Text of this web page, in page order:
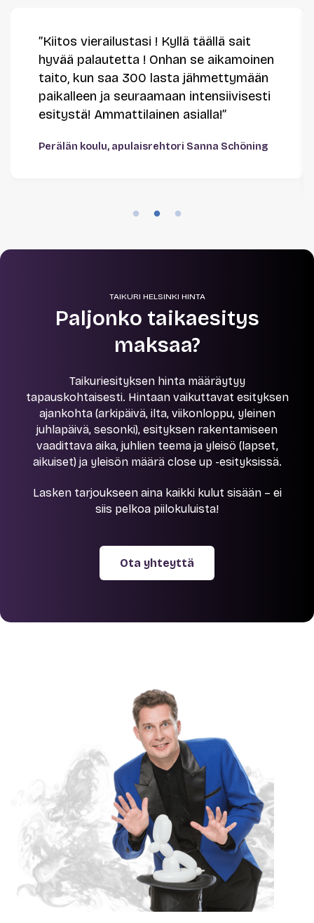
Perälän koulu, apulaisrehtori Sanna Schöning
”Kiitos vierailustasi ! Kyllä täällä sait
hyvää palautetta ! Onhan se aikamoinen
taito, kun saa 300 lasta jähmettymään
paikalleen ja seuraamaan intensiivisesti
esitystä! Ammattilainen asialla!”
TAIKURI HELSINKI HINTA
Paljonko taikaesitys
maksaa?
Taikuriesityksen hinta määräytyy
tapauskohtaisesti. Hintaan vaikuttavat esityksen
ajankohta (arkipäivä, ilta, viikonloppu, yleinen
juhlapäivä, sesonki), esityksen rakentamiseen
vaadittava aika, juhlien teema ja yleisö (lapset,
aikuiset) ja yleisön määrä close up -esityksissä.
Lasken tarjoukseen aina kaikki kulut sisään – ei
siis pelkoa piilokuluista!
Ota yhteyttä